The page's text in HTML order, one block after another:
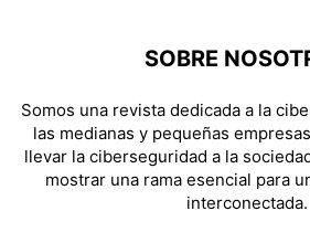
SOBRE
Somos una revista dedicada a la
las medianas y pequeñas
llevar la ciberseguridad a la
mostrar una rama esencial para
interconectada.